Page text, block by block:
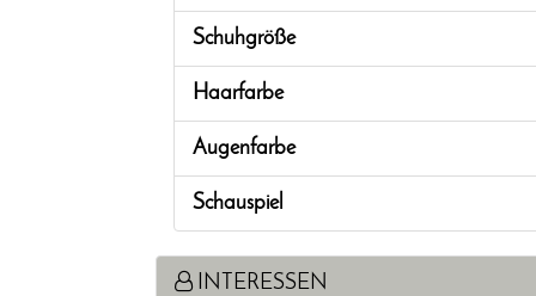
Schuhgröße
Haarfarbe
Augenfarbe
Schauspiel
INTERESSEN